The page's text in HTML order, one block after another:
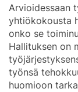
Arvioidessaan
yhtiökokousta
onko se
Hallituksen on
työnsä
huomioon